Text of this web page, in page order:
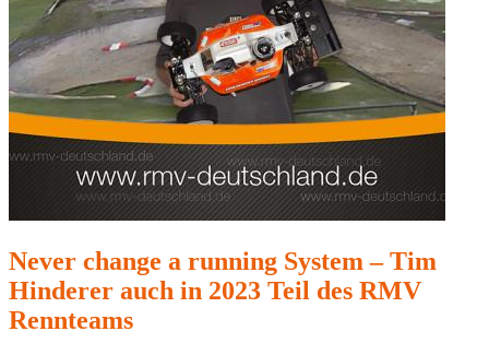
Never change a running System – Tim
Hinderer auch in 2023 Teil des RMV
Rennteams